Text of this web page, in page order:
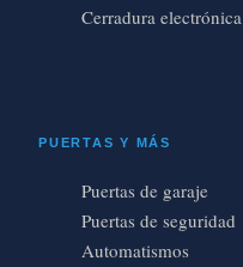
Cerradura electrónica
PUERTAS Y MÁS
Puertas de garaje
Puertas de seguridad
Automatismos